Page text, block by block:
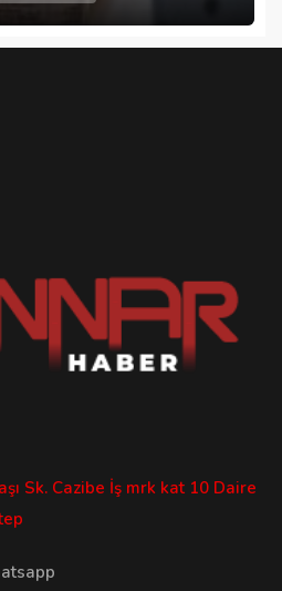
Sk. Cazibe İş mrk kat 10 Daire